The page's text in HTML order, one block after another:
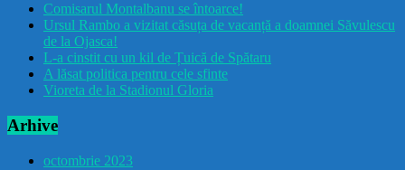
Comisarul Montalbanu se întoarce!
Ursul Rambo a vizitat căsuța de vacanță a doamnei Săvulescu
de la Ojasca!
L-a cinstit cu un kil de Țuică de Spătaru
A lăsat politica pentru cele sfinte
Vioreta de la Stadionul Gloria
Arhive
octombrie 2023